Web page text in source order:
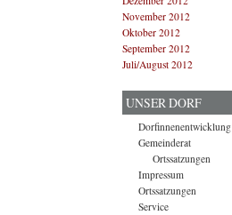
November 2012
Oktober 2012
September 2012
Juli/August 2012
UNSER DORF
Dorfinnenentwicklung
Gemeinderat
Ortssatzungen
Impressum
Ortssatzungen
Service